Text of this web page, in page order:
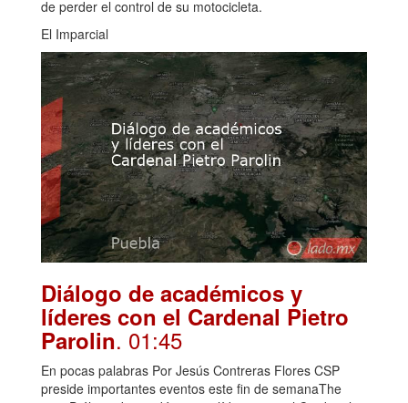
de perder el control de su motocicleta.
El Imparcial
Diálogo de académicos y
líderes con el Cardenal Pietro
Parolin. 01:45
En pocas palabras Por Jesús Contreras Flores CSP
preside importantes eventos este fin de semanaThe